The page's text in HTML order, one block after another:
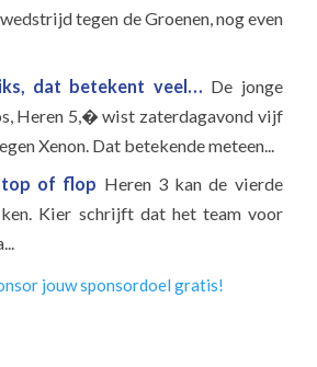
tegen de Groenen, nog even
dat betekent veel… De jonge
Heren 5,� wist zaterdagavond vijf
Xenon. Dat betekende meteen...
top of flop Heren 3 kan de vierde
Kier schrijft dat het team voor